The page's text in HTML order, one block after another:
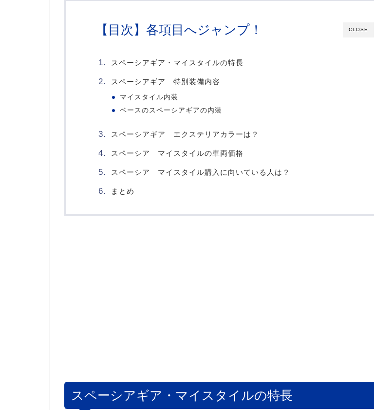
CLOSE
【目次】各項目へジャンプ！
スペーシアギア・マイスタイルの特長
スペーシアギア 特別装備内容
マイスタイル内装
ベースのスペーシアギアの内装
スペーシアギア エクステリアカラーは？
スペーシア マイスタイルの車両価格
スペーシア マイスタイル購入に向いている人は？
まとめ
スペーシアギア・マイスタイルの特長